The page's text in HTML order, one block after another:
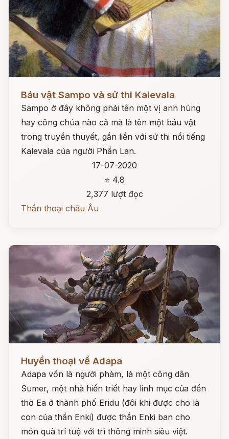
Báu vật Sampo và sử thi Kalevala
Sampo ở đây không phải tên một vị anh hùng
hay công chúa nào cả mà là tên một báu vật
trong truyền thuyết, gắn liền với sử thi nổi tiếng
Kalevala của người Phần Lan.
17-07-2020
⭐ 4.8
2,377 lượt đọc
Thần thoại châu Âu
Đọc ngay
Huyền thoại về Adapa
Adapa vốn là người phàm, là một công dân
Sumer, một nhà hiền triết hay linh mục của đền
thờ Ea ở thành phố Eridu (đôi khi được cho là
con của thần Enki) được thần Enki ban cho
món quà trí tuệ với trí thông minh siêu việt.